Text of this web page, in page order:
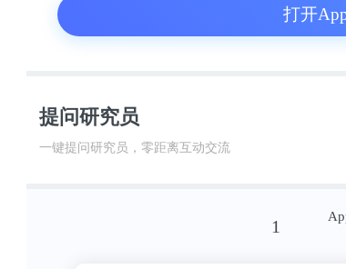
此外，很重要的一点，我认为，
持的。原因也简单，如果宁德的
呢。现在涨价之后，你看，产业
始扩产了。
另外，电池的成本每年都是在下
是基于技术进步，比如能量密度
打开
提问研究员
一键提问研究员，零距离互动交流
1